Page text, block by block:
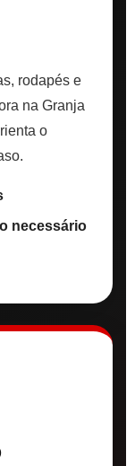
rodapés e
na Granja
o
necessário